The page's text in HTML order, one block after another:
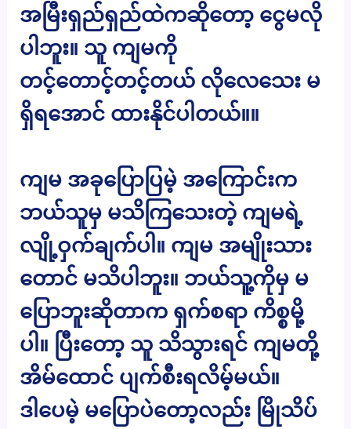
အမြီးရှည်ရှည်ထဲကဆိုတော့ ငွေမလို
ပါဘူး။ သူ ကျမကို
တင့်တောင့်တင့်တယ် လိုလေသေး မ
ရှိရအောင် ထားနိုင်ပါတယ်။။
ကျမ အခုပြောပြမဲ့ အကြောင်းက
ဘယ်သူမှ မသိကြသေးတဲ့ ကျမရဲ့
လျို့ဝှက်ချက်ပါ။ ကျမ အမျိုးသား
တောင် မသိပါဘူး။ ဘယ်သူ့ကိုမှ မ
ပြောဘူးဆိုတာက ရှက်စရာ ကိစ္စမို့
ပါ။ ပြီးတော့ သူ သိသွားရင် ကျမတို့
အိမ်ထောင် ပျက်စီးရလိမ့်မယ်။
ဒါပေမဲ့ မပြောပဲတော့လည်း မြိုသိပ်